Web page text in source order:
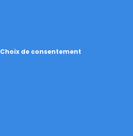
Choix de consentement